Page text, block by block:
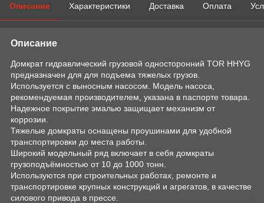
Описание Характеристики Доставка Оплата
Описание
Домкрат гидравлический грузовой односторонний TOR HHYG
предназначен для для подъема тяжелых грузов.
Используется с выносным насосом. Модель насоса,
рекомендуемая производителем, указана в паспорте товара.
Надежное покрытие эмалью защищает механизм от
коррозии.
Тяжелые домкраты оснащены проушинами для удобной
транспортировки до места работы.
Широкий модельный ряд включает в себя домкраты
грузоподъёмностью от 10 до 1000 тонн.
Используются при строительных работах, ремонте и
транспортировке крупных конструкций и агрегатов, в качестве
силового привода в прессе.